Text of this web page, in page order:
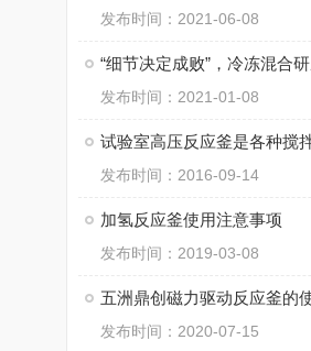
发布时间：2021-06-08
发布时间：2021-01-08
发布时间：2016-09-14
加氢反应釜使用注意事项
发布时间：2019-03-08
发布时间：2020-07-15